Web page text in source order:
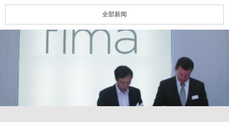
全部新闻